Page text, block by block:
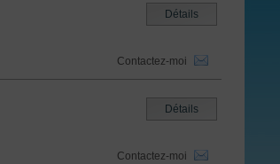
Détails
Contactez-moi
Détails
Contactez-moi